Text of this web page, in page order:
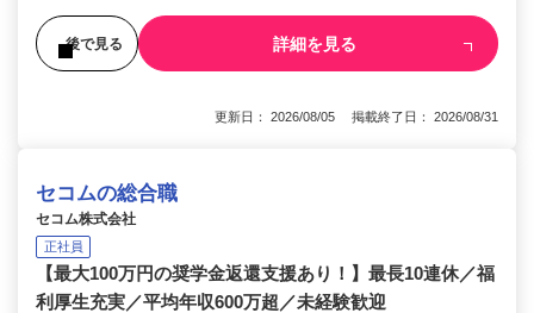
後で見る 詳細を見る
更新日： 2026/08/05 掲載終了日： 2026/08/31
セコムの総合職
セコム株式会社
正社員
【最大100万円の奨学金返還支援あり！】最長10連休／福
利厚生充実／平均年収600万超／未経験歓迎